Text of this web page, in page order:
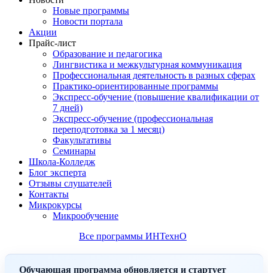
Новые программы
Новости портала
Акции
Прайс-лист
Образование и педагогика
Лингвистика и межкультурная коммуникация
Профессиональная деятельность в разных сферах
Практико-ориентированные программы
Экспресс-обучение (повышение квалификации от
7 дней)
Экспресс-обучение (профессиональная
переподготовка за 1 месяц)
Факультативы
Семинары
Школа-Колледж
Блог эксперта
Отзывы слушателей
Контакты
Микрокурсы
Микрообучение
Все программы ИНТехнО
Обучающая программа обновляется и стартует